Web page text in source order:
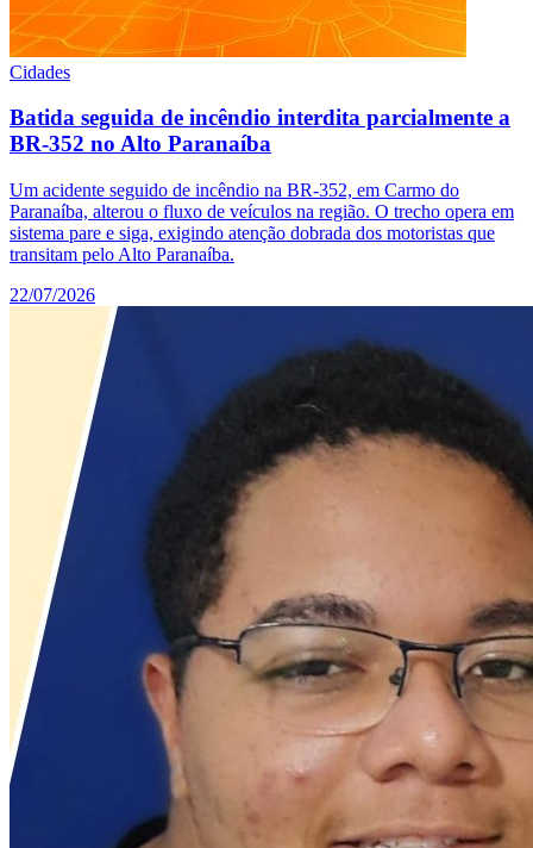
Cidades
Batida seguida de incêndio interdita parcialmente a
BR-352 no Alto Paranaíba
Um acidente seguido de incêndio na BR-352, em Carmo do
Paranaíba, alterou o fluxo de veículos na região. O trecho opera em
sistema pare e siga, exigindo atenção dobrada dos motoristas que
transitam pelo Alto Paranaíba.
22/07/2026